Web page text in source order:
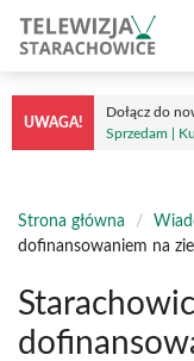
treści
UWAGA!
Dołącz do
Sprzedam |
Strona główna /
dofinansowaniem na